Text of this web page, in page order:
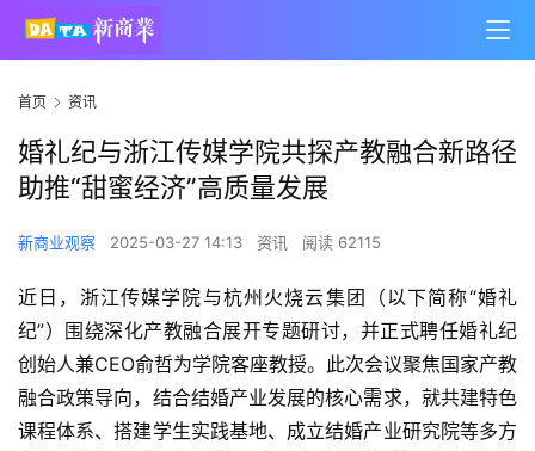
首页 资讯
婚礼纪与浙江传媒学院共探产教融合新路径
助推“甜蜜经济”高质量发展
新商业观察 2025-03-27 14:13 资讯 阅读 62115
近日，浙江传媒学院与杭州火烧云集团（以下简称“婚礼
纪”）围绕深化产教融合展开专题研讨，并正式聘任婚礼纪
创始人兼CEO俞哲为学院客座教授。此次会议聚焦国家产教
融合政策导向，结合结婚产业发展的核心需求，就共建特色
课程体系、搭建学生实践基地、成立结婚产业研究院等多方